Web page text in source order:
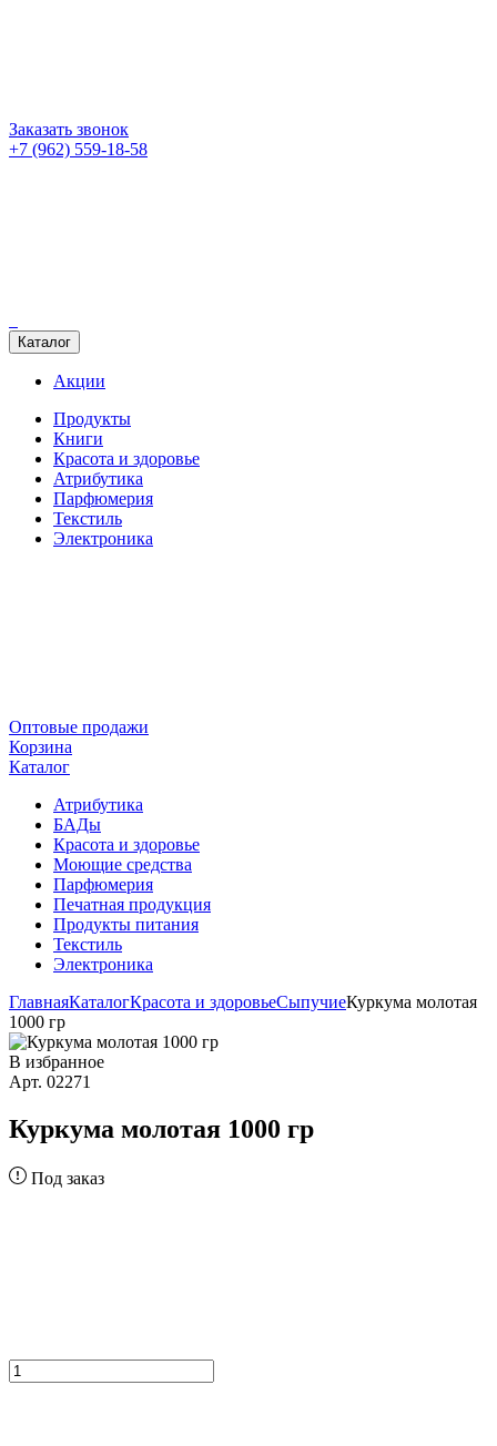
Заказать звонок
+7 (962) 559-18-58
Каталог
Акции
Продукты
Книги
Красота и здоровье
Атрибутика
Парфюмерия
Текстиль
Электроника
Оптовые продажи
Корзина
Каталог
Атрибутика
БАДы
Красота и здоровье
Моющие средства
Парфюмерия
Печатная продукция
Продукты питания
Текстиль
Электроника
ГлавнаяКаталогКрасота и здоровьеСыпучиеКуркума молотая
1000 гр
В избранное
Арт. 02271
Куркума молотая 1000 гр
Под заказ